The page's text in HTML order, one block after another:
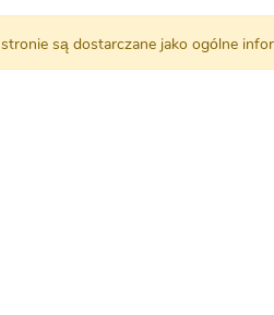
są dostarczane jako ogólne